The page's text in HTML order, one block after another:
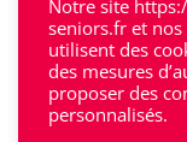
Saint-Etienne
Villefranche-
Notre site
seniors.fr et
utilisent des
des mesures
proposer des
personnalisés.